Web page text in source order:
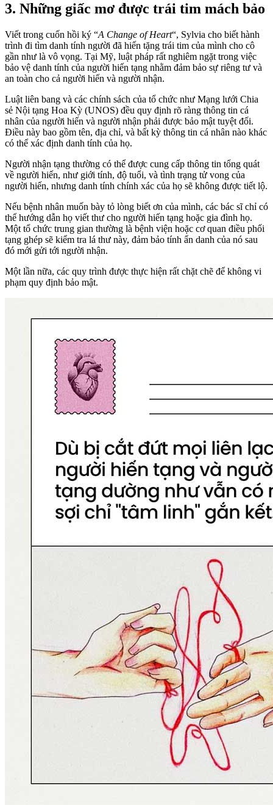
3. Những giấc mơ được trái tim mách bảo
Viết trong cuốn hồi ký “A Change of Heart“, Sylvia cho biết hành
trình đi tìm danh tính người đã hiến tặng trái tim của mình cho cô
gần như là vô vọng. Tại Mỹ, luật pháp rất nghiêm ngặt trong việc
bảo vệ danh tính của người hiến tạng nhằm đảm bảo sự riêng tư và
an toàn cho cả người hiến và người nhận.
Luật liên bang và các chính sách của tổ chức như Mạng lưới Chia
sẻ Nội tạng Hoa Kỳ (UNOS) đều quy định rõ ràng thông tin cá
nhân của người hiến và người nhận phải được bảo mật tuyệt đối.
Điều này bao gồm tên, địa chỉ, và bất kỳ thông tin cá nhân nào khác
có thể xác định danh tính của họ.
Người nhận tạng thường có thể được cung cấp thông tin tổng quát
về người hiến, như giới tính, độ tuổi, và tình trạng tử vong của
người hiến, nhưng danh tính chính xác của họ sẽ không được tiết lộ.
Nếu bệnh nhân muốn bày tỏ lòng biết ơn của mình, các bác sĩ chỉ có
thể hướng dẫn họ viết thư cho người hiến tạng hoặc gia đình họ.
Một tổ chức trung gian thường là bệnh viện hoặc cơ quan điều phối
tạng ghép sẽ kiểm tra lá thư này, đảm bảo tính ẩn danh của nó sau
đó mới gửi tới người nhận.
Một lần nữa, các quy trình được thực hiện rất chặt chẽ để không vi
phạm quy định bảo mật.